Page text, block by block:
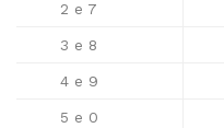
2 e 7
3 e 8
4 e 9
5 e 0